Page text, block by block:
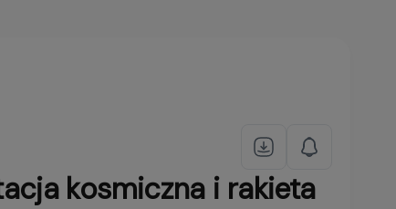
kosmiczna i rakieta